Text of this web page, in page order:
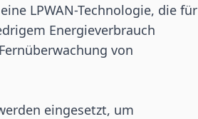
LPWAN-Technologie, die für
Energieverbrauch
von
eingesetzt, um